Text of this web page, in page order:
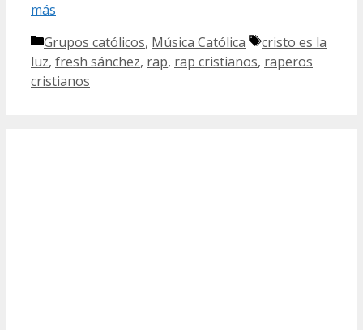
más
Categorías
Grupos católicos, Música Católica Etiquetas
cristo es la
luz, fresh sánchez, rap, rap cristianos, raperos
cristianos